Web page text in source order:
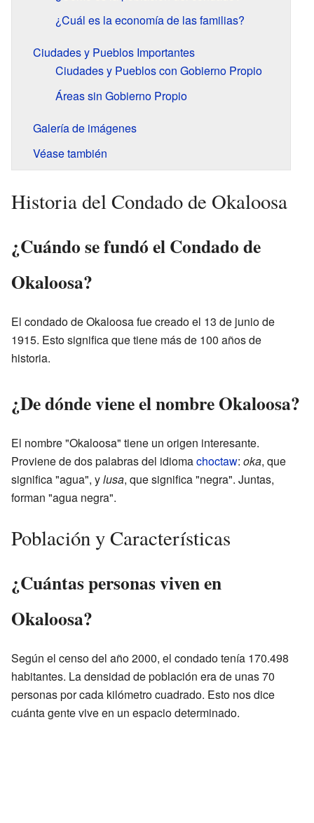
¿Cuál es la economía de las familias?
Ciudades y Pueblos Importantes
Ciudades y Pueblos con Gobierno Propio
Áreas sin Gobierno Propio
Galería de imágenes
Véase también
Historia del Condado de Okaloosa
¿Cuándo se fundó el Condado de
Okaloosa?
El condado de Okaloosa fue creado el 13 de junio de
1915. Esto significa que tiene más de 100 años de
historia.
¿De dónde viene el nombre Okaloosa?
El nombre "Okaloosa" tiene un origen interesante.
Proviene de dos palabras del idiomachoctaw: oka, que
significa "agua", ylusa, que significa "negra". Juntas,
forman "agua negra".
Población y Características
¿Cuántas personas viven en
Okaloosa?
Según el censo del año 2000, el condado tenía 170.498
habitantes. La densidad de población era de unas 70
personas por cada kilómetro cuadrado. Esto nos dice
cuánta gente vive en un espacio determinado.